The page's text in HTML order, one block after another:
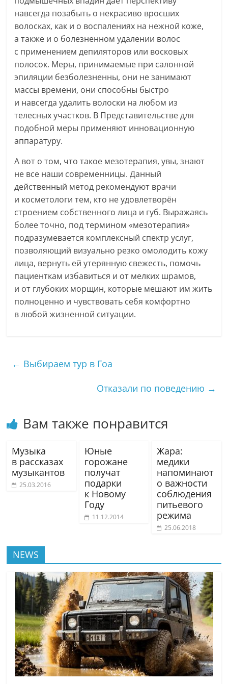
навсегда позабыть о некрасиво вросших
волосках, как и о воспалениях на нежной коже,
а также и о болезненном удалении волос
с применением депиляторов или восковых
полосок. Меры, принимаемые при салонной
эпиляции безболезненны, они не занимают
массы времени, они способны быстро
и навсегда удалить волоски на любом из
телесных участков. В Представительстве для
подобной меры применяют инновационную
аппаратуру.
А вот о том, что такое мезотерапия, увы, знают
не все наши современницы. Данный
действенный метод рекомендуют врачи
и косметологи тем, кто не удовлетворён
строением собственного лица и губ. Выражаясь
более точно, под термином «мезотерапия»
подразумевается комплексный спектр услуг,
позволяющий визуально резко омолодить кожу
лица, вернуть ей утерянную свежесть, помочь
пациенткам избавиться и от мелких шрамов,
и от глубоких морщин, которые мешают им жить
полноценно и чувствовать себя комфортно
в любой жизненной ситуации.
← Выбираем тур в Гоа
Отказали по поведению →
Вам также понравится
Музыка
в рассказах
музыкантов
25.03.2016
Юные
горожане
получат
подарки
к Новому
Году
11.12.2014
Жара:
медики
напоминают
о важности
соблюдения
питьевого
режима
25.06.2018
NEWS